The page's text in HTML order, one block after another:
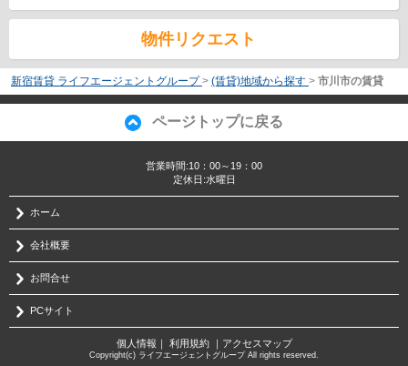
物件リクエスト
新宿賃貸 ライフエージェントグループ > (賃貸)地域から探す > 市川市の賃貸
ページトップに戻る
営業時間:10：00～19：00
定休日:水曜日
ホーム
会社概要
お問合せ
PCサイト
個人情報 ｜ 利用規約｜ アクセスマップ
Copyright(c) ライフエージェントグループ All rights reserved.